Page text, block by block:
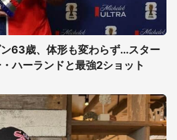
63歳、体形も変わらず...スター
ハーランドと最強2ショット